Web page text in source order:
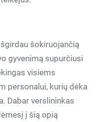
šokiruojančią
gyvenimą supurčiusi
visiems
personalui, kurių dėka
Dabar verslininkas
į šią opią